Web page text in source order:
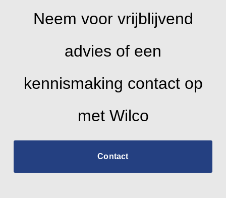
Neem voor vrijblijvend
advies of een
kennismaking contact op
met Wilco
Contact